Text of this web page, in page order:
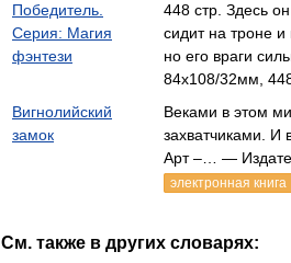
Победитель.
Серия: Магия
фэнтези
448 стр. Здесь
сидит на троне
но его враги
84x108/32мм,
Вигнолийский
замок
Веками в этом
захватчиками. И
Арт –… —
электронная книга
См. также в других словарях: